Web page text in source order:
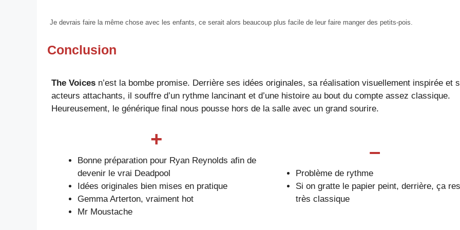
Je devrais faire la même chose avec les enfants, ce serait alors beaucoup plus facile de leur faire manger des petits-pois.
Conclusion
The Voices n’est la bombe promise. Derrière ses idées originales, sa réalisation visuellement inspirée et
acteurs attachants, il souffre d’un rythme lancinant et d’une histoire au bout du compte assez classique.
Heureusement, le générique final nous pousse hors de la salle avec un grand sourire.
+
Bonne préparation pour Ryan Reynolds afin de
devenir le vrai Deadpool
Idées originales bien mises en pratique
Gemma Arterton, vraiment hot
Mr Moustache
–
Problème de rythme
Si on gratte le papier peint, derrière, ça
très classique